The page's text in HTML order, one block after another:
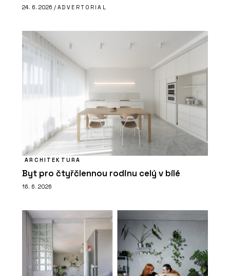
24. 6. 2026 / ADVERTORIAL
ARCHITEKTURA
Byt pro čtyřčlennou rodinu celý v bílé
16. 6. 2026